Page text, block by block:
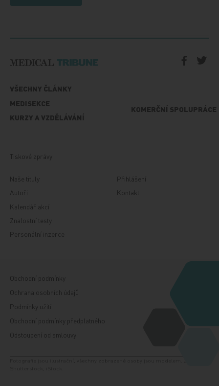
VŠECHNY ČLÁNKY
MEDISEKCE
KURZY A VZDĚLÁVÁNÍ
KOMERČNÍ SPOLUPRÁCE
Tiskové zprávy
Naše tituly
Autoři
Kalendář akcí
Znalostní testy
Personální inzerce
Přihlášení
Kontakt
Obchodní podmínky
Ochrana osobních údajů
Podmínky užití
Obchodní podmínky předplatného
Odstoupení od smlouvy